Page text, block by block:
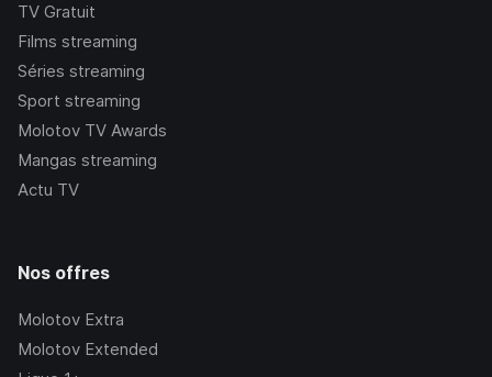
TV Gratuit
Films streaming
Séries streaming
Sport streaming
Molotov TV Awards
Mangas streaming
Actu TV
Nos offres
Molotov Extra
Molotov Extended